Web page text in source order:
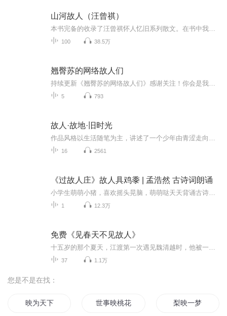
山河故人（汪曾祺）
100 38.5万
翘臀苏的网络故人们
5 793
故人·故地·旧时光
16 2561
《过故人庄》故人具鸡黍 | 孟浩然 古诗词朗诵
1 12.3万
免费《见春天不见故人》
37 1.1万
您是不是在找：
映为天下 世事映桃花 梨映一梦